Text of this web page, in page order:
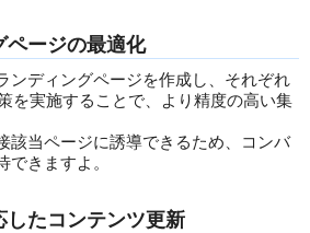
ページの最適化
ンディングページを作成し、それぞれ
を実施することで、より精度の高い集
該当ページに誘導できるため、コンバ
できますよ。
たコンテンツ更新